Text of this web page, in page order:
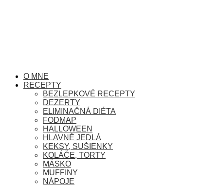
O MNE
RECEPTY
BEZLEPKOVÉ RECEPTY
DEZERTY
ELIMINAČNÁ DIÉTA
FODMAP
HALLOWEEN
HLAVNÉ JEDLÁ
KEKSY, SUŠIENKY
KOLÁČE, TORTY
MÄSKO
MUFFINY
NÁPOJE